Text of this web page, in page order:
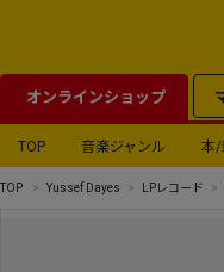
オンラインショップ
TOP 音楽ジャンル 本/
TOP Yussef Dayes LPレコード